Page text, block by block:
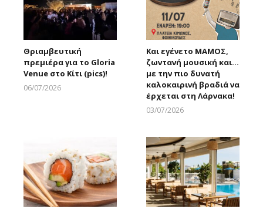
Θριαμβευτική
πρεμιέρα για το Gloria
Venue στο Κίτι (pics)!
06/07/2026
Και εγένετο ΜΑΜΟΣ,
ζωντανή μουσική και…
με την πιο δυνατή
καλοκαιρινή βραδιά να
έρχεται στη Λάρνακα!
03/07/2026